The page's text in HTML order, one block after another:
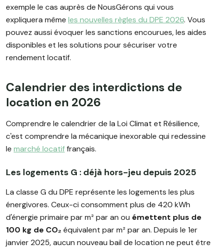
exemple le cas auprès de NousGérons qui vous
expliquera même les nouvelles règles du DPE 2026. Vous
pouvez aussi évoquer les sanctions encourues, les aides
disponibles et les solutions pour sécuriser votre
rendement locatif.
Calendrier des interdictions de
location en 2026
Comprendre le calendrier de la Loi Climat et Résilience,
c'est comprendre la mécanique inexorable qui redessine
le marché locatiffrançais.
Les logements G : déjà hors-jeu depuis 2025
La classe G du DPE représente les logements les plus
énergivores. Ceux-ci consomment plus de 420 kWh
d'énergie primaire par m² par an ou émettent plus de
100 kg de CO₂équivalent par m² par an. Depuis le 1er
janvier 2025, aucun nouveau bail de location ne peut être